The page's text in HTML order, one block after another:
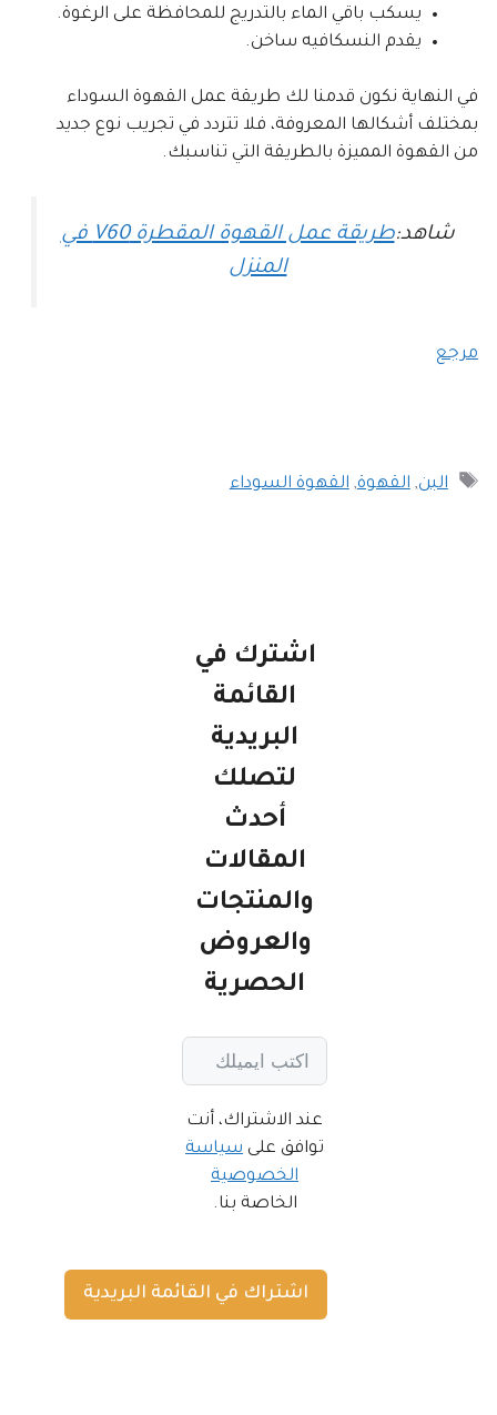
يسكب باقي الماء بالتدريج للمحافظة على الرغوة.
يقدم النسكافيه ساخن.
في النهاية نكون قدمنا لك طريقة عمل القهوة السوداء
بمختلف أشكالها المعروفة، فلا تتردد في تجريب نوع جديد
من القهوة المميزة بالطريقة التي تناسبك.
شاهد:
طريقة عمل القهوة المقطرة V60 في
المنزل
مرجع
الوسوم
البن,القهوة,القهوة السوداء
اشترك في
القائمة
البريدية
لتصلك
أحدث
المقالات
والمنتجات
والعروض
الحصرية
عند الاشتراك، أنت
توافق على سياسة
الخصوصية
الخاصة بنا.
اشتراك في القائمة البريدية